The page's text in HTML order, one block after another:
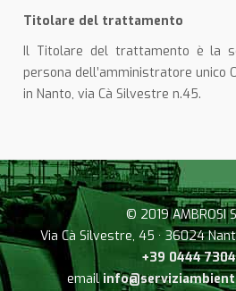
Titolare del trattamento
Il Titolare del trattamento è la
persona dell’amministratore unico
in Nanto, via Cà Silvestre n.45.
© 2019 AMBROSI
Via Cà Silvestre, 45 · 36024
+39 0444
email